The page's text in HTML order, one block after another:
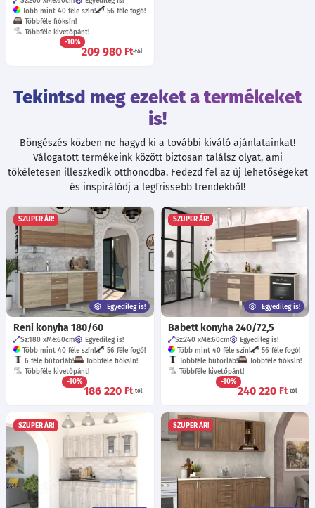
Több mint 40 féle szín!
56 féle fogó!
Többféle fióksín!
Többféle kivetőpánt!
-10%
209 980 Ft-tól
Tekintsd meg ezeket a termékeket
is!
Böngészés közben ne hagyd ki a további kiváló ajánlatainkat!
Válogatott termékeink között biztosan találsz olyat, ami
tökéletesen illeszkedik otthonodba. Fedezd fel az új lehetőségeket
és inspirálódj a legfrissebb trendekből!
SZUPER ÁR!
Egyedileg is!
Reni konyha 180/60
Sz:180 Mé:60cm
Egyedileg is!
Több mint 40 féle szín!
56 féle fogó!
6 féle bútorláb!
Többféle fióksín!
Többféle kivetőpánt!
-10%
186 220 Ft-tól
SZUPER ÁR!
Egyedileg is!
Babett konyha 240/72,5
Sz:240 Mé:60cm
Egyedileg is!
Több mint 40 féle szín!
56 féle fogó!
Többféle bútorláb!
Többféle fióksín!
Többféle kivetőpánt!
-10%
240 220 Ft-tól
SZUPER ÁR! SZUPER ÁR!